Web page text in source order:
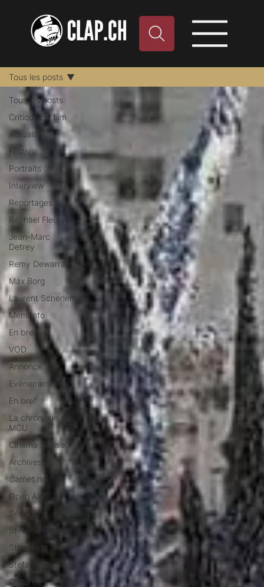
Tous les posts
Critique de film
Actualité
Festival
Portraits
Interview
Reportages
Raphael Fleury
Jean-Marc
Detrey
Remy Dewarrat
Max Borg
Laurent Scherlen
Memento
En bref
VOD
Annonce
Evénement
En bref
La chronique du
MCU
Cinéma Suisse
Archives
Carnet noir
Open Air
Série TV
Stéfanie Rossier
Streaming
Stefanie Rossier
Culture
Tous les posts